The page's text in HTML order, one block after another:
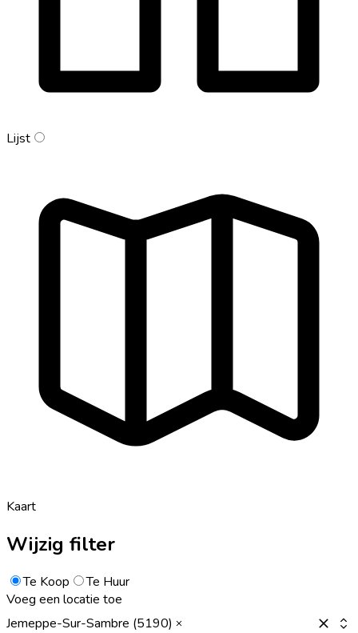
Lijst
Kaart
Wijzig filter
Te Koop
Te Huur
Voeg een locatie toe
Jemeppe-Sur-Sambre (5190)